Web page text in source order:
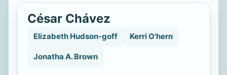
César Chávez
Elizabeth Hudson-goff Kerri O'hern
Jonatha A. Brown